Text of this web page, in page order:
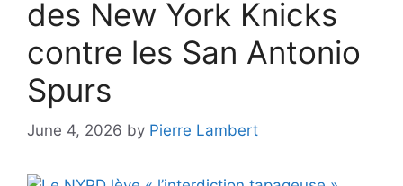
des New York Knicks
contre les San Antonio
Spurs
June 4, 2026 by Pierre Lambert